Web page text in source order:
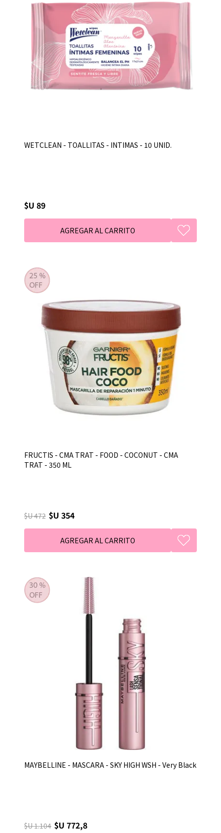
WETCLEAN - TOALLITAS - INTIMAS - 10 UNID.
$U 89
FRUCTIS - CMA TRAT - FOOD - COCONUT - CMA
TRAT - 350 ML
$U 472 $U 354
MAYBELLINE - MASCARA - SKY HIGH WSH - Very Black
$U 1.104 $U 772,8